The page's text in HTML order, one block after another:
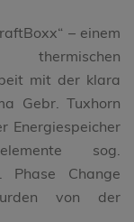
– einem
thermischen
mit der klara
Gebr. Tuxhorn
Energiespeicher
sog.
Phase Change
von der